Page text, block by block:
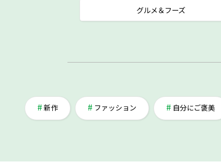
グルメ＆フーズ
新作 ファッション 自分にご褒美